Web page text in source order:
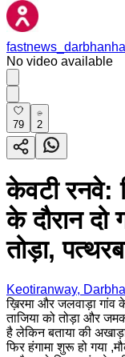
fastnews_darbhanha
No video available
79 2
केवटी रनवे:
के दौरान दो
तोड़ा,
Keotiranway,
ख़िरमा और जलवाड़ा
ताजिया को तोड़ा और
है लेकिन बताया की
फिर हंगामा शुरू हो गया